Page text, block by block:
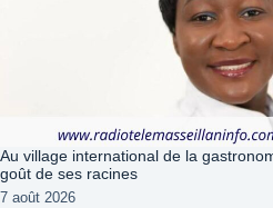
Au village international de la
goût de ses racines
7 août 2026